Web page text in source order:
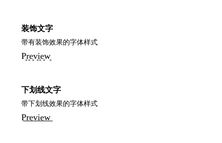
装饰文字
带有装饰效果的字体样式
P͙r͙e͙v͙i͙e͙w͙
下划线文字
带下划线效果的字体样式
P͟r͟e͟v͟i͟e͟w͟